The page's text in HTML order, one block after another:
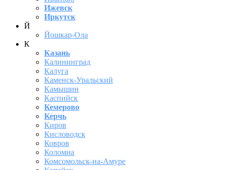
Ижевск
Иркутск
Й
Йошкар-Ола
К
Казань
Калининград
Калуга
Каменск-Уральский
Камышин
Каспийск
Кемерово
Керчь
Киров
Кисловодск
Ковров
Коломна
Комсомольск-на-Амуре